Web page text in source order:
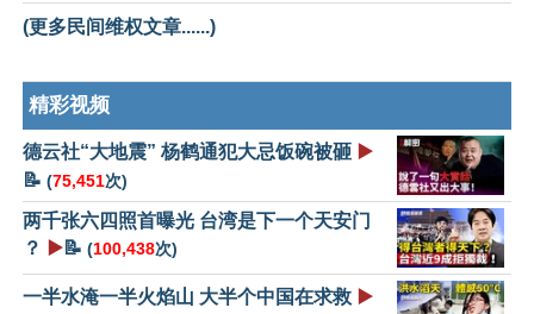
(更多民间维权文章......)
精彩视频
德云社“大地震” 杨鹤通犯大忌饭碗被砸 ▶️
📝 (75,451次)
两千张六四照首曝光 台湾是下一个天安门
？
▶️📝 (100,438次)
一半水淹一半火焰山 大半个中国在求救 ▶️